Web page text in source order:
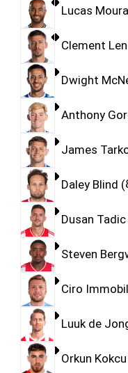
Lucas Moura
Clement
Dwight
Anthony
James
Daley Blind
Dusan Tadic
Steven
Ciro
Luuk de
Orkun Kokcu